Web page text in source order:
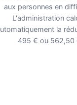
aux personnes en
L'administration
la
495 € ou 562,50